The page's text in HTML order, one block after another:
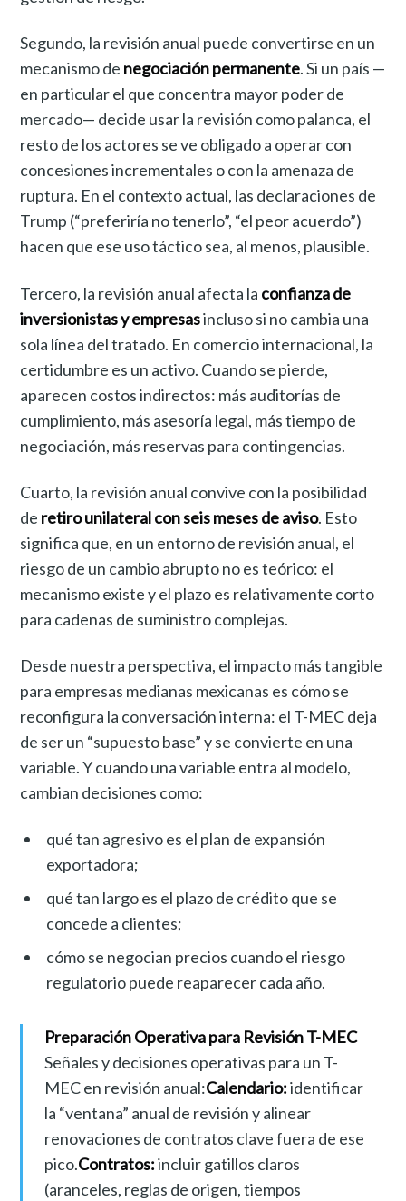
Segundo, la revisión anual puede convertirse en un
mecanismo de negociación permanente. Si un país —
en particular el que concentra mayor poder de
mercado— decide usar la revisión como palanca, el
resto de los actores se ve obligado a operar con
concesiones incrementales o con la amenaza de
ruptura. En el contexto actual, las declaraciones de
Trump (“preferiría no tenerlo”, “el peor acuerdo”)
hacen que ese uso táctico sea, al menos, plausible.
Tercero, la revisión anual afecta la confianza de
inversionistas y empresasincluso si no cambia una
sola línea del tratado. En comercio internacional, la
certidumbre es un activo. Cuando se pierde,
aparecen costos indirectos: más auditorías de
cumplimiento, más asesoría legal, más tiempo de
negociación, más reservas para contingencias.
Cuarto, la revisión anual convive con la posibilidad
de retiro unilateral con seis meses de aviso. Esto
significa que, en un entorno de revisión anual, el
riesgo de un cambio abrupto no es teórico: el
mecanismo existe y el plazo es relativamente corto
para cadenas de suministro complejas.
Desde nuestra perspectiva, el impacto más tangible
para empresas medianas mexicanas es cómo se
reconfigura la conversación interna: el T-MEC deja
de ser un “supuesto base” y se convierte en una
variable. Y cuando una variable entra al modelo,
cambian decisiones como:
qué tan agresivo es el plan de expansión
exportadora;
qué tan largo es el plazo de crédito que se
concede a clientes;
cómo se negocian precios cuando el riesgo
regulatorio puede reaparecer cada año.
Preparación Operativa para Revisión T-MEC
Señales y decisiones operativas para un T-
MEC en revisión anual:Calendario:identificar
la “ventana” anual de revisión y alinear
renovaciones de contratos clave fuera de ese
pico.Contratos:incluir gatillos claros
(aranceles, reglas de origen, tiempos